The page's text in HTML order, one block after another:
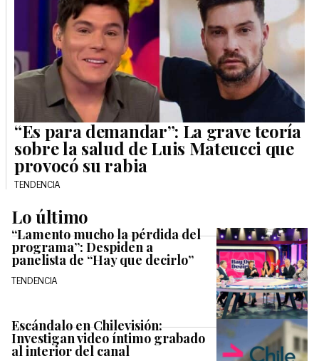
“Es para demandar”: La grave teoría
sobre la salud de Luis Mateucci que
provocó su rabia
TENDENCIA
Lo último
“Lamento mucho la pérdida del
programa”: Despiden a
panelista de “Hay que decirlo”
TENDENCIA
Escándalo en Chilevisión:
Investigan video íntimo grabado
al interior del canal